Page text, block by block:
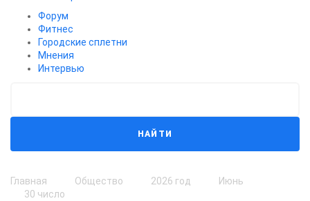
Форум
Фитнес
Городские сплетни
Мнения
Интервью
НАЙТИ
Главная Общество 2026 год
Июнь
30 число